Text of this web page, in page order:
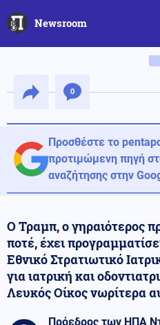
Newsroom
0
Προσθέστε το
προτιμώμενη πηγή
αναζήτησης στην
Ο Τραμπ, ο γηραιότερος
ποτέ, έχει
Εθνικό Στρατιωτικό
για ιατρική και
Λευκός Οίκος νωρίτερα
Πρόεδρος των ΗΠΑ